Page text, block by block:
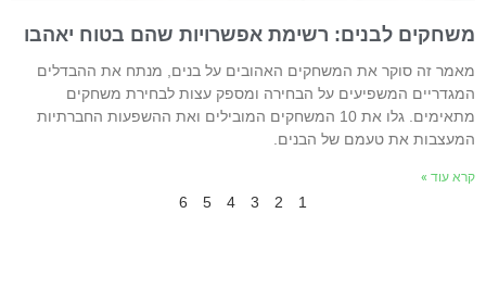
לבנים: רשימת אפשרויות שהם בטוח יאהבו
זה סוקר את המשחקים האהובים על בנים, מנתח את ההבדלים
המשפיעים על הבחירה ומספק עצות לבחירת משחקים
מתאימים. גלו את 10 המשחקים המובילים ואת ההשפעות החברתיות
את טעמם של הבנים.
עוד »
4
5
6